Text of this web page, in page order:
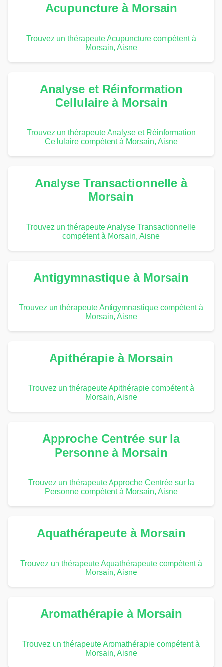
Acupuncture à Morsain
Trouvez un thérapeute Acupuncture compétent à
Morsain, Aisne
Analyse et Réinformation
Cellulaire à Morsain
Trouvez un thérapeute Analyse et Réinformation
Cellulaire compétent à Morsain, Aisne
Analyse Transactionnelle à
Morsain
Trouvez un thérapeute Analyse Transactionnelle
compétent à Morsain, Aisne
Antigymnastique à Morsain
Trouvez un thérapeute Antigymnastique compétent à
Morsain, Aisne
Apithérapie à Morsain
Trouvez un thérapeute Apithérapie compétent à
Morsain, Aisne
Approche Centrée sur la
Personne à Morsain
Trouvez un thérapeute Approche Centrée sur la
Personne compétent à Morsain, Aisne
Aquathérapeute à Morsain
Trouvez un thérapeute Aquathérapeute compétent à
Morsain, Aisne
Aromathérapie à Morsain
Trouvez un thérapeute Aromathérapie compétent à
Morsain, Aisne